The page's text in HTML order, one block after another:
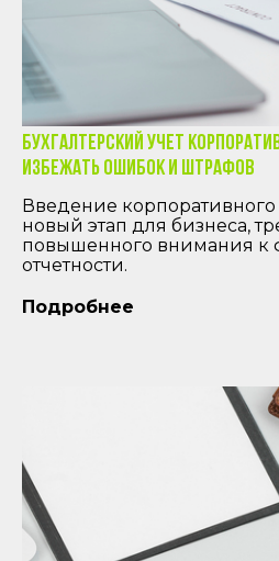
Бухгалтерский учет
избежать ошибок и штрафов
Введение
новый этап для бизнеса,
повышенного внимания к
отчетности.
Подробнее